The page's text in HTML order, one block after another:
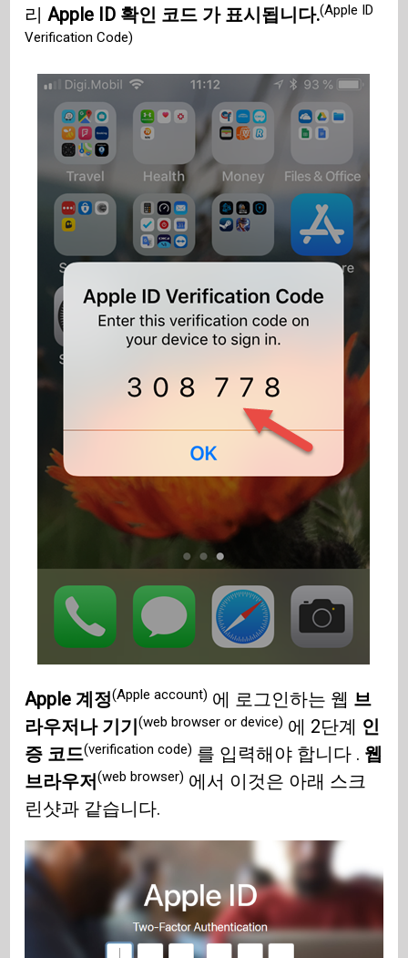
리Apple ID 확인 코드 가 표시됩니다.(Apple ID
Verification Code)
Apple 계정(Apple account) 에 로그인하는 웹 브
라우저나 기기(web browser or device) 에 2단계 인
증 코드(verification code) 를 입력해야 합니다 . 웹
브라우저(web browser) 에서 이것은 아래 스크
린샷과 같습니다.